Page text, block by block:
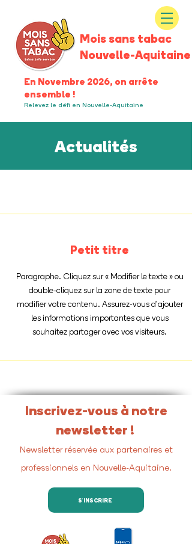
Mois sans tabac
Nouvelle-Aquitaine
En Novembre 2026, on arrête
ensemble !
Relevez le défi en Nouvelle-Aquitaine
Actualités
Petit titre
Paragraphe. Cliquez sur « Modifier le texte » ou
double-cliquez sur la zone de texte pour
modifier votre contenu. Assurez-vous d'ajouter
les informations importantes que vous
souhaitez partager avec vos visiteurs.
Inscrivez-vous à notre
newsletter !
Newsletter réservée aux partenaires et
professionnels en Nouvelle-Aquitaine.
S'INSCRIRE